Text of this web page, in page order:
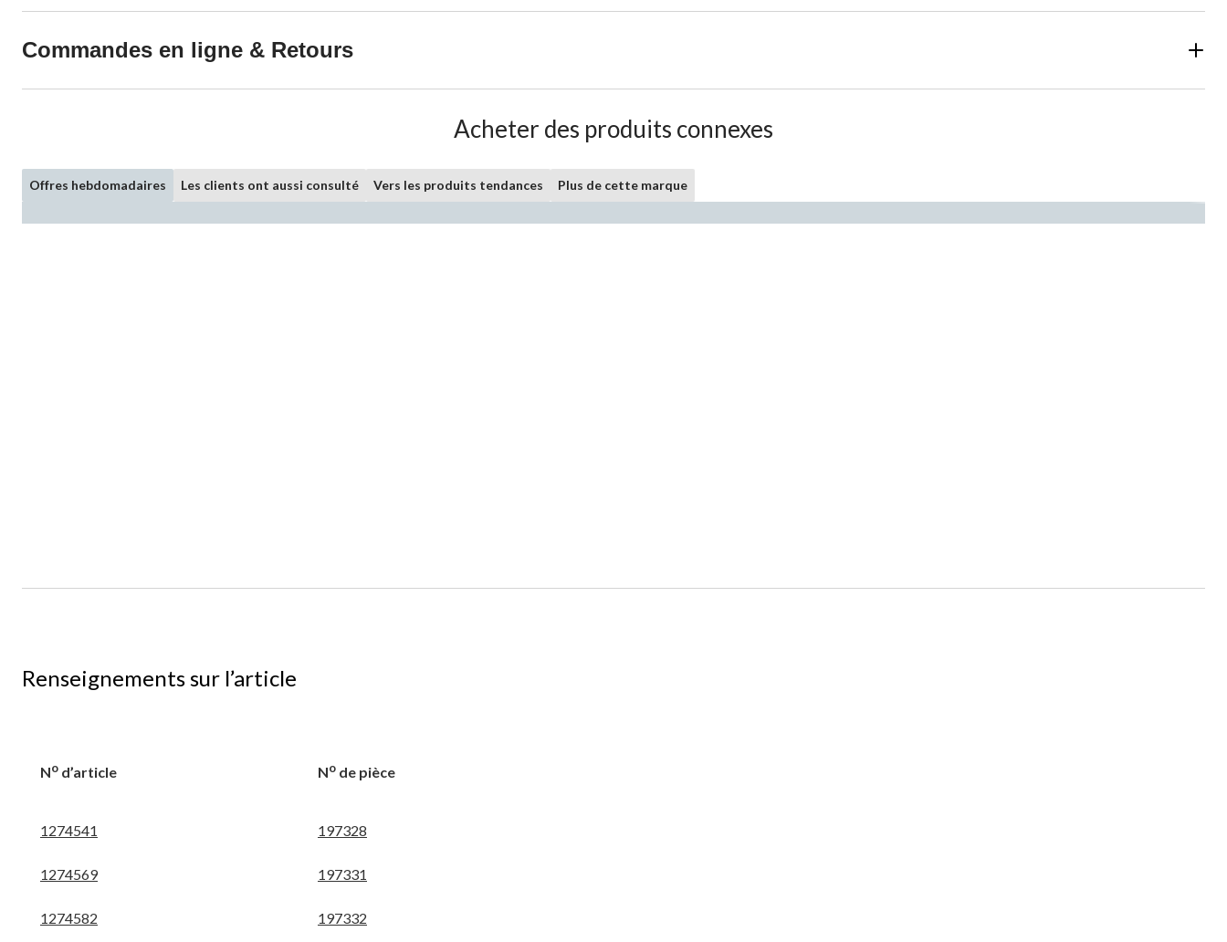
Commandes en ligne & Retours
Acheter des produits connexes
Offres hebdomadaires Les clients ont aussi consulté Vers les produits tendances Plus de cette marque
Renseignements sur l’article
No d’article No de pièce
1274541 197328
1274569 197331
1274582 197332